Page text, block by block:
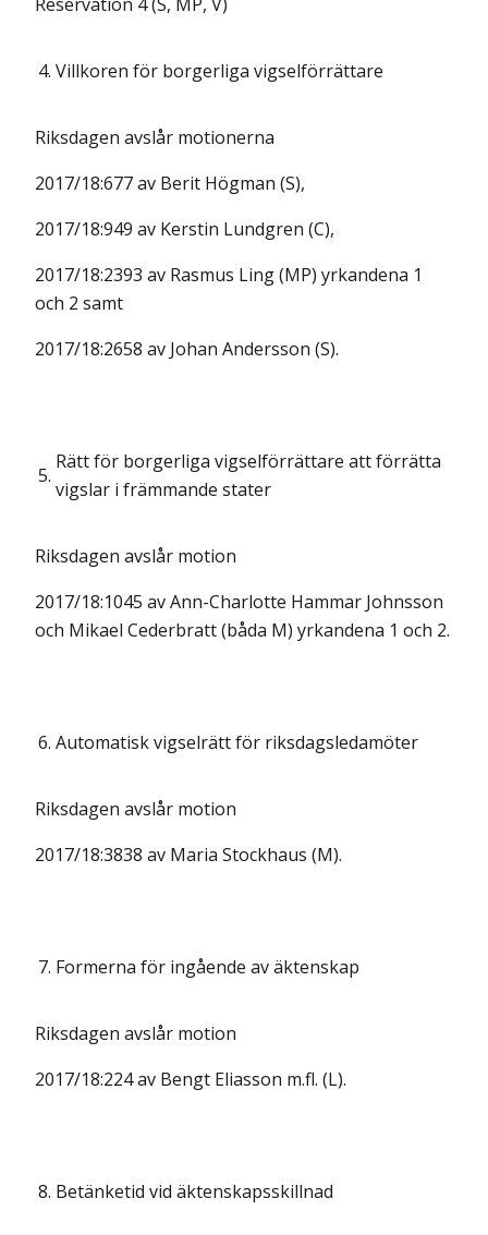
4. Villkoren för borgerliga vigselförrättare
Riksdagen avslår motionerna
2017/18:677 av Berit Högman (S),
2017/18:949 av Kerstin Lundgren (C),
2017/18:2393 av Rasmus Ling (MP) yrkandena 1
och 2 samt
2017/18:2658 av Johan Andersson (S).
5.
Rätt för borgerliga vigselförrättare att förrätta
vigslar i främmande stater
Riksdagen avslår motion
2017/18:1045 av Ann-Charlotte Hammar Johnsson
och Mikael Cederbratt (båda M) yrkandena 1 och 2.
6. Automatisk vigselrätt för riksdagsledamöter
Riksdagen avslår motion
2017/18:3838 av Maria Stockhaus (M).
7. Formerna för ingående av äktenskap
Riksdagen avslår motion
2017/18:224 av Bengt Eliasson m.fl. (L).
8. Betänketid vid äktenskapsskillnad